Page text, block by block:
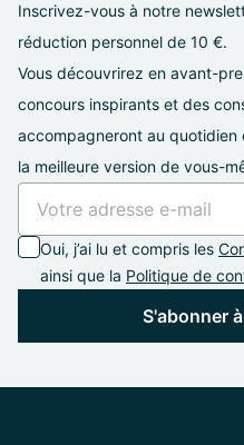
Inscrivez-vous à notre
réduction personnel de 10 €.
Vous découvrirez en avant-
concours inspirants et des
accompagneront au
la meilleure version de vous-
Oui, j’ai lu et compris les
ainsi que la Politique de
S'abonner